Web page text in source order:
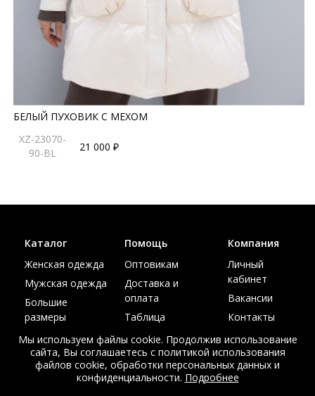
БЕЛЫЙ ПУХОВИК С МЕХОМ
XZ-23070-
90-BL
21 000 ₽
Каталог
Женская одежда
Мужская одежда
Большие
размеры
Акции
Помощь
Оптовикам
Доставка и
оплата
Таблица
Компания
Личный
кабинет
Вакансии
Контакты
Мы используем файлы cookie. Продолжив использование
сайта, Вы соглашаетесь с политикой использования
файлов cookie, обработки персональных данных и
конфиденциальности. Подробнее